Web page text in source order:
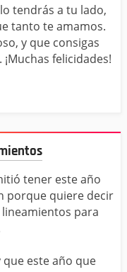
tendrás a tu lado,
tanto te amamos.
y que consigas
felicidades!
tener este año
porque quiere decir
para
este año que